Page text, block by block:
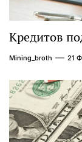
Кредитов
Mining_broth 21